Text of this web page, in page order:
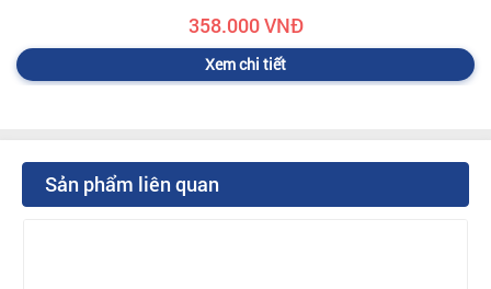
358.000 VNĐ
Xem chi tiết
Sản phẩm liên quan